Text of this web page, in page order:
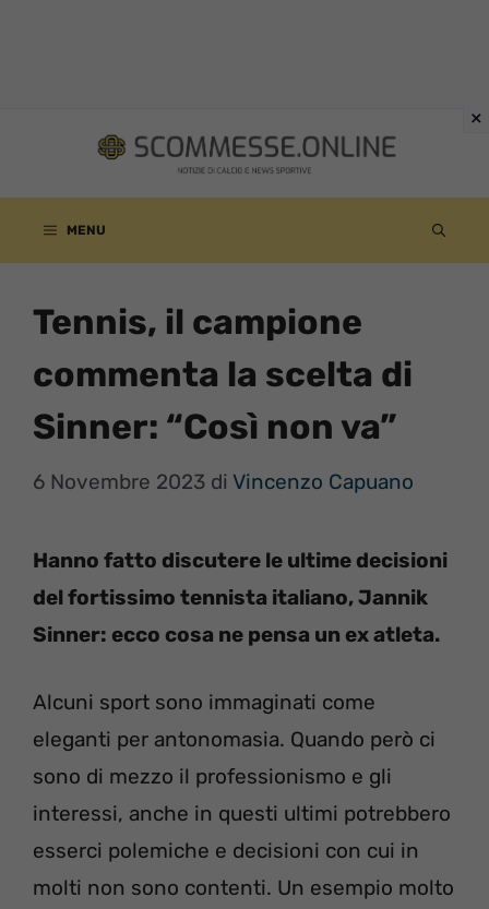
contenuto
MENU
Tennis, il campione
commenta la scelta di
Sinner: “Così non va”
6 Novembre 2023 di Vincenzo Capuano
Hanno fatto discutere le ultime decisioni
del fortissimo tennista italiano, Jannik
Sinner: ecco cosa ne pensa un ex atleta.
Alcuni sport sono immaginati come
eleganti per antonomasia. Quando però ci
sono di mezzo il professionismo e gli
interessi, anche in questi ultimi potrebbero
esserci polemiche e decisioni con cui in
molti non sono contenti. Un esempio molto